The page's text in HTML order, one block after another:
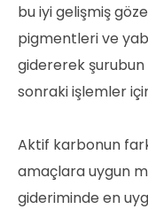
bu iyi gelişmiş
pigmentleri ve
gidererek
sonraki işlemler
Aktif karbonun
amaçlara uygun
gideriminde en